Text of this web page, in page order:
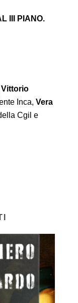
III PIANO.
Vittorio
Inca, Vera
Cgil e